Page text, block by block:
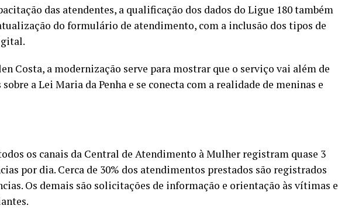
das atendentes, a qualificação dos dados do Ligue 180 também
do formulário de atendimento, com a inclusão dos tipos de
Costa, a modernização serve para mostrar que o serviço vai além de
a Lei Maria da Penha e se conecta com a realidade de meninas e
os canais da Central de Atendimento à Mulher registram quase 3
por dia. Cerca de 30% dos atendimentos prestados são registrados
Os demais são solicitações de informação e orientação às vítimas e